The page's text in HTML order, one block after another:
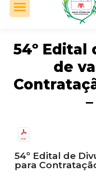
54º Edital
de
54º Edital de
para